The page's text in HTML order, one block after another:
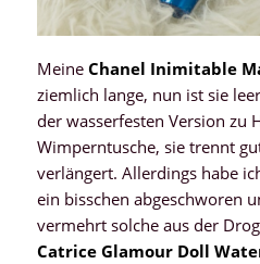
Meine Chanel Inimitable
ziemlich lange, nun ist sie
der wasserfesten Version zu
Wimperntusche, sie trennt
verlängert. Allerdings habe
ein bisschen abgeschworen
vermehrt solche aus der
Catrice Glamour Doll